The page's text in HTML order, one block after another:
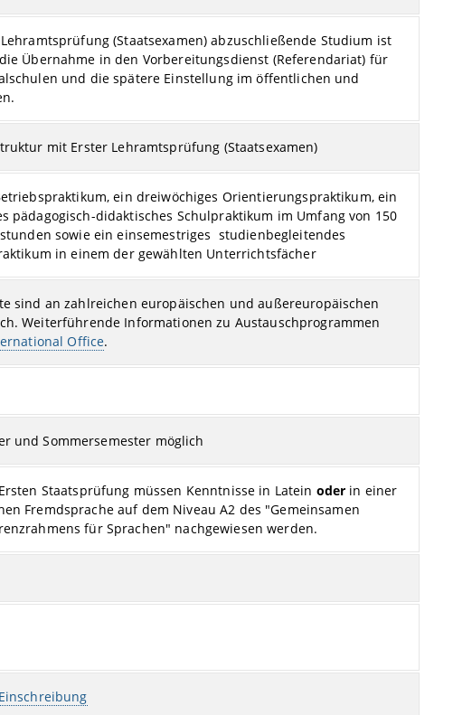
(Staatsexamen) abzuschließende Studium ist
Übernahme in den Vorbereitungsdienst (Referendariat) für
und die spätere Einstellung im öffentlichen und
mit Erster Lehramtsprüfung (Staatsexamen)
ein dreiwöchiges Orientierungspraktikum, ein
pädagogisch-didaktisches Schulpraktikum im Umfang von 150
sowie ein einsemestriges studienbegleitendes
in einem der gewählten Unterrichtsfächer
sind an zahlreichen europäischen und außereuropäischen
Weiterführende Informationen zu Austauschprogrammen
Office.
und Sommersemester möglich
Staatsprüfung müssen Kenntnisse in Latein oder in einer
Fremdsprache auf dem Niveau A2 des "Gemeinsamen
für Sprachen" nachgewiesen werden.